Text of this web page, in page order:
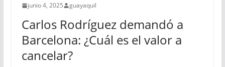
junio 4, 2025 guayaquil
Carlos Rodríguez demandó a
Barcelona: ¿Cuál es el valor a
cancelar?